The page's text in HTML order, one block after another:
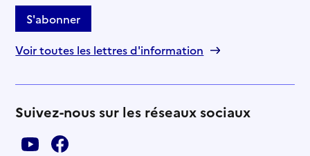
S'abonner
Voir toutes les lettres d'information
Suivez-nous sur les réseaux sociaux